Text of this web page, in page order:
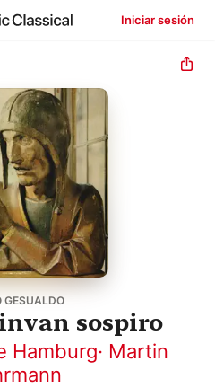
Iniciar sesión
GESUALDO
sospiro
Hamburg· Martin